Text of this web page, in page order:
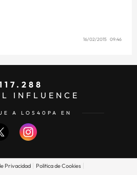
16/02/2015 09:46
INFLUENCE
A LOS40PA EN
Privacidad
Politica de Cookies